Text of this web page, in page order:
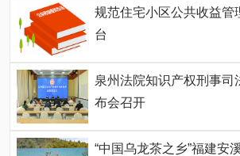
规范住宅小区公共收益管
台
泉州法院知识产权刑事司
布会召开
“中国乌龙茶之乡”福建安